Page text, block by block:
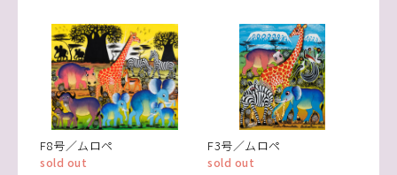
F8号／ムロペ
sold out
F3号／ムロペ
sold out